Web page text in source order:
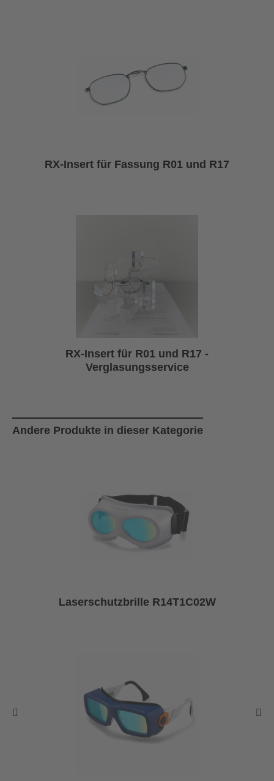
RX-Insert für Fassung R01 und R17
RX-Insert für R01 und R17 -
Verglasungsservice
Andere Produkte in dieser Kategorie
Laserschutzbrille R14T1C02W